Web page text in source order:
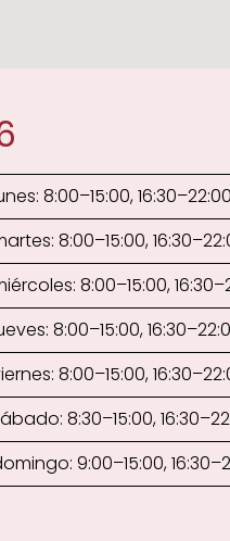
8:00–15:00, 16:30–22:00
8:00–15:00,
8:00–15:00,
8:00–15:00,
8:00–15:00,
8:30–15:00,
9:00–15:00,